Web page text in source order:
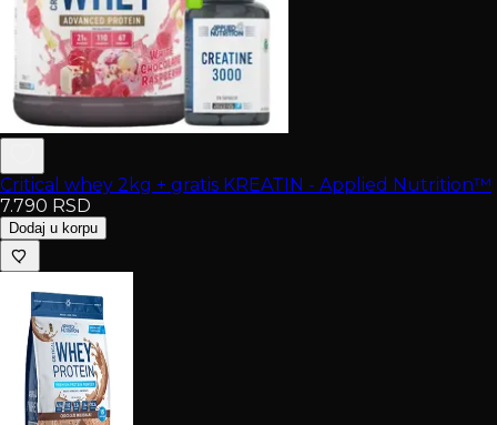
Critical whey 2kg + gratis KREATIN - Applied Nutrition™
7.790 RSD
Dodaj u korpu